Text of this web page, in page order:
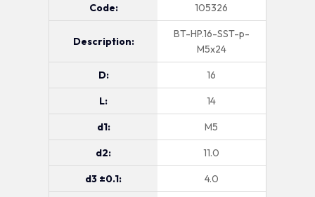
Code: 105326
Description:
BT-HP.16-SST-p-
M5x24
D: 16
L: 14
d1: M5
d2: 11.0
d3 ±0.1: 4.0